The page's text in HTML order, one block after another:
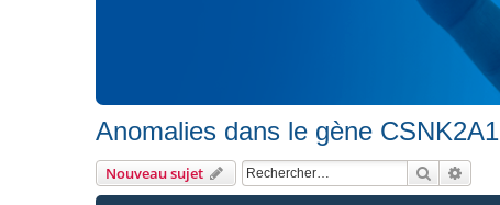
Anomalies dans le gène CSNK2A1
Nouveau sujet Rechercher